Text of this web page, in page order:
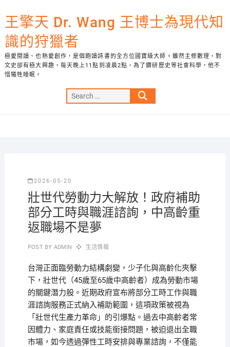
to
content
王擎天 Dr. Wang 王博士為現代知
識的狩獵者
極愛閱讀、也熱愛創作，是個飽讀詩書的全方位國寶級大師。雖然主修數理，對
文史卻有極大興趣，每天晚上11點到凌晨2點，為了鑽研歷史等社會科學，他不
惜犧牲睡眠。
Search
…
2026-05-20
壯世代勞動力大解放！政府補助
部分工時與職涯諮詢，中高齡重
返職場不是夢
POST BY ADMIN 生活情報
台灣正面臨勞動力結構劇變，少子化與高齡化夾擊
下，壯世代（45歲至65歲中高齡者）成為勞動市場
的關鍵潛力股。近期政府宣布將部分工時工作與職
涯諮詢服務正式納入補助範圍，這項政策被視為
「壯世代生產力革命」的引爆點。過去中高齡者常
因體力、家庭責任或技能銜接問題，被迫退出全職
市場，如今透過彈性工時安排與專業諮詢，不僅能